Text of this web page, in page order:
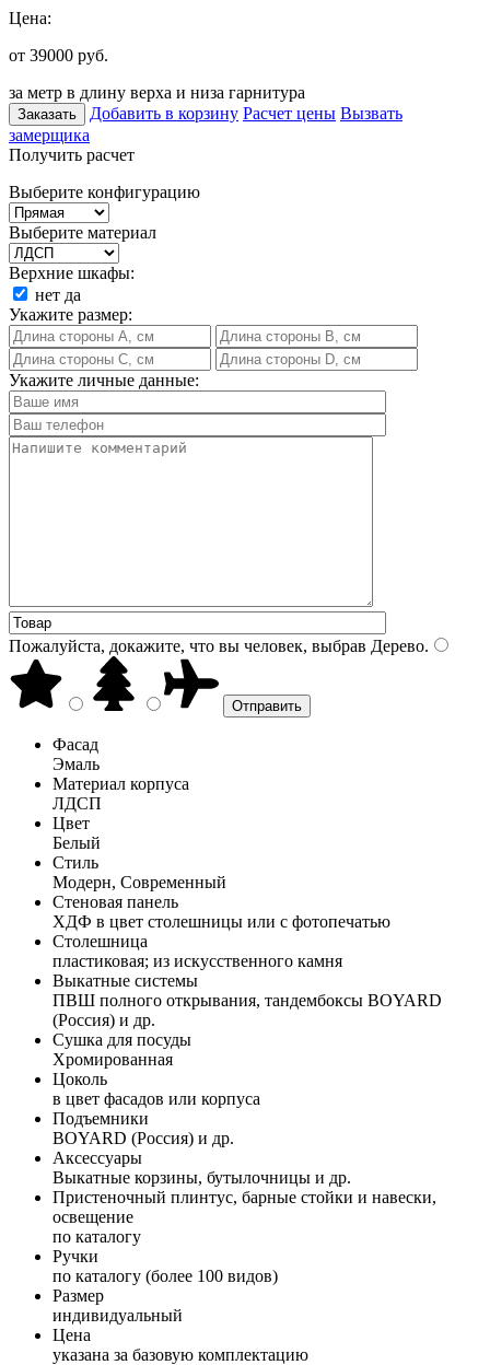
Цена:
от 39000 руб.
за метр в длину верха и низа гарнитура
Заказать Добавить в корзину Расчет цены Вызвать
замерщика
Получить расчет
Выберите конфигурацию
Выберите материал
Верхние шкафы:
нет да
Укажите размер:
Укажите личные данные:
Пожалуйста, докажите, что вы человек, выбрав Дерево.
Фасад
Эмаль
Материал корпуса
ЛДСП
Цвет
Белый
Стиль
Модерн, Современный
Стеновая панель
ХДФ в цвет столешницы или с фотопечатью
Столешница
пластиковая; из искусственного камня
Выкатные системы
ПВШ полного открывания, тандембоксы BOYARD
(Россия) и др.
Сушка для посуды
Хромированная
Цоколь
в цвет фасадов или корпуса
Подъемники
BOYARD (Россия) и др.
Аксессуары
Выкатные корзины, бутылочницы и др.
Пристеночный плинтус, барные стойки и навески,
освещение
по каталогу
Ручки
по каталогу (более 100 видов)
Размер
индивидуальный
Цена
указана за базовую комплектацию